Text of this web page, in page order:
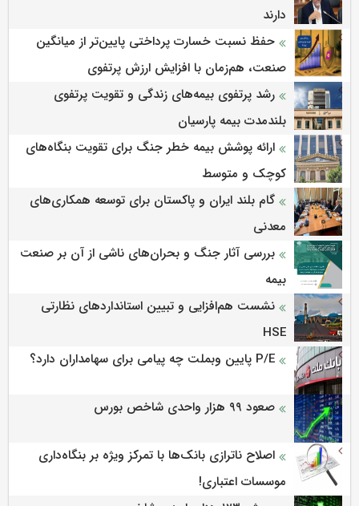
دارند
حفظ نسبت خسارت پرداختی پایین‌تر از میانگین
صنعت، هم‌زمان با افزایش ارزش پرتفوی
رشد پرتفوی بیمه‌های زندگی و تقویت پرتفوی
بلندمدت بیمه پارسیان
ارائه پوشش بیمه خطر جنگ برای تقویت بنگاه‌های
کوچک و متوسط
گام بلند ایران و پاکستان برای توسعه همکاری‌های
معدنی
بررسی آثار جنگ و بحران‌های ناشی از آن بر صنعت
بیمه
نشست هم‌افزایی و تبیین استانداردهای نظارتی
HSE
P/E پایین وبملت چه پیامی برای سهامداران دارد؟
صعود ۹۹ هزار واحدی شاخص بورس
اصلاح ناترازی بانک‌ها با تمرکز ویژه بر بنگاه‌داری
موسسات اعتباری!